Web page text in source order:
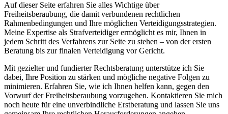
Auf dieser Seite erfahren Sie alles Wichtige über
Freiheitsberaubung, die damit verbundenen rechtlichen
Rahmenbedingungen und Ihre möglichen Verteidigungsstrategien.
Meine Expertise als Strafverteidiger ermöglicht es mir, Ihnen in
jedem Schritt des Verfahrens zur Seite zu stehen – von der ersten
Beratung bis zur finalen Verteidigung vor Gericht.
Mit gezielter und fundierter Rechtsberatung unterstütze ich Sie
dabei, Ihre Position zu stärken und mögliche negative Folgen zu
minimieren. Erfahren Sie, wie ich Ihnen helfen kann, gegen den
Vorwurf der Freiheitsberaubung vorzugehen. Kontaktieren Sie mich
noch heute für eine unverbindliche Erstberatung und lassen Sie uns